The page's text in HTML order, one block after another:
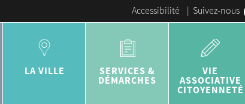
Accessibilité | Suivez-nous
LA VILLE
SERVICES &
DÉMARCHES
VIE
ASSOCIATIVE
CITOYENNETÉ